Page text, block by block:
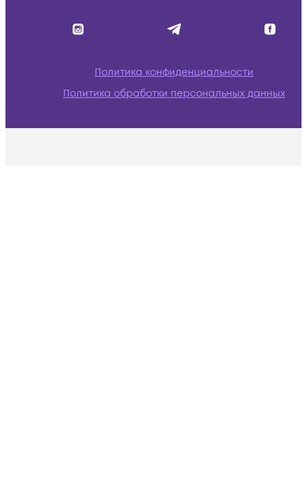
Политика конфиденциальности
Политика обработки персональных данных